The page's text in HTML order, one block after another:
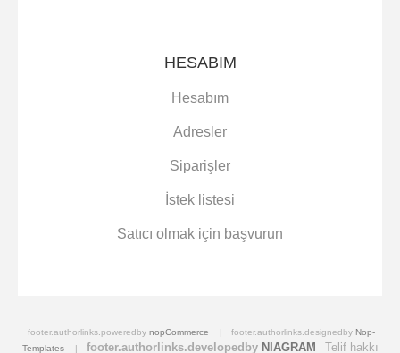
HESABIM
Hesabım
Adresler
Siparişler
İstek listesi
Satıcı olmak için başvurun
footer.authorlinks.poweredby nopCommerce footer.authorlinks.designedby Nop-
Templates
footer.authorlinks.developedby NIAGRAM Telif hakkı